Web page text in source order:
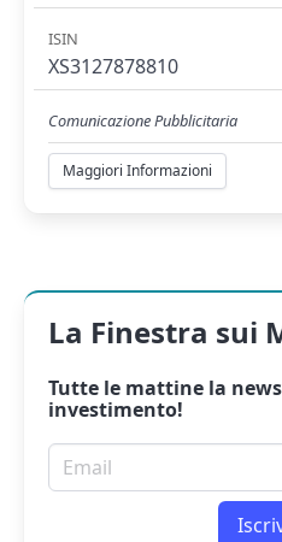
ISIN
XS3127878810
Comunicazione Pubblicitaria
Maggiori Informazioni
La Finestra sui
Tutte le mattine la
investimento!
Email per newsletter